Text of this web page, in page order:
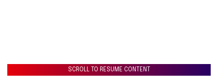
SCROLL TO RESUME CONTENT